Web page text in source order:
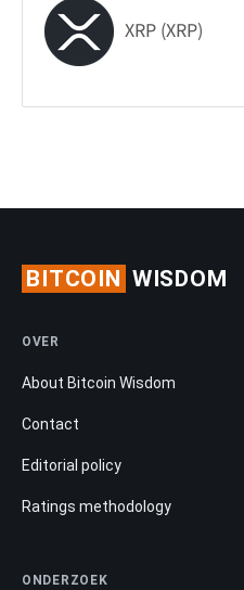
XRP (XRP)
BITCOIN WISDOM
OVER
About Bitcoin Wisdom
Contact
Editorial policy
Ratings methodology
ONDERZOEK